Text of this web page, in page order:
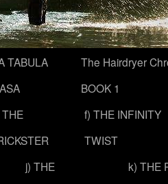
TABULA
The Hairdryer
BOOK 1
f) THE INFINITY
TWIST
j) THE
k) THE